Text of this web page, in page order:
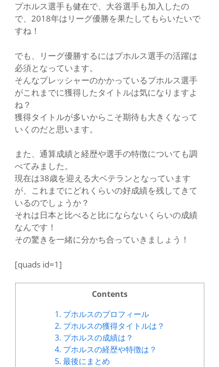
プホルス選手も健在で、大谷選手も加入したの
で、2018年はリーグ優勝を果たしてもらいたいで
すね！
でも、リーグ優勝するにはプホルス選手の活躍は
必須となっています。
そんなプレッシャーのかかっているプホルス選手
がこれまでに獲得したタイトルは気になりますよ
ね？
獲得タイトルが多いからこそ期待も大きくなって
いくのだと思います。
また、通算成績と経歴や選手の特徴についても調
べてみました。
現在は38歳を迎える大ベテランとなっています
が、これまでにどれくらいの好成績を残してきて
いるのでしょうか？
それは日本と比べると比にならないくらいの成績
なんです！
その驚きを一緒に分かち合っていきましょう！
[quads id=1]
Contents
1. プホルスのプロフィール
2. プホルスの獲得タイトルは？
3. プホルスの成績は？
4. プホルスの経歴や特徴は？
5. 最後にまとめ